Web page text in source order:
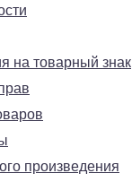
на товарный знак
произведения